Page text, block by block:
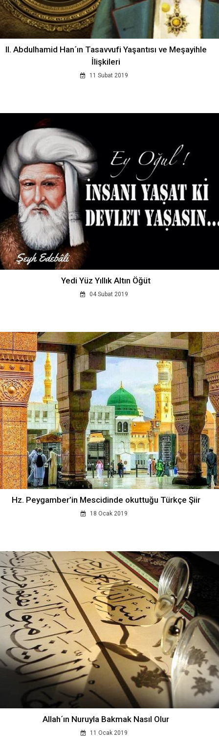
II. Abdulhamid Han´ın Tasavvufi Yaşantısı ve Meşayihle
İlişkileri
11 Subat 2019
Yedi Yüz Yıllık Altın Öğüt
04 Subat 2019
Hz. Peygamber’in Mescidinde okuttuğu Türkçe Şiir
18 Ocak 2019
Allah´ın Nuruyla Bakmak Nasıl Olur
11 Ocak 2019